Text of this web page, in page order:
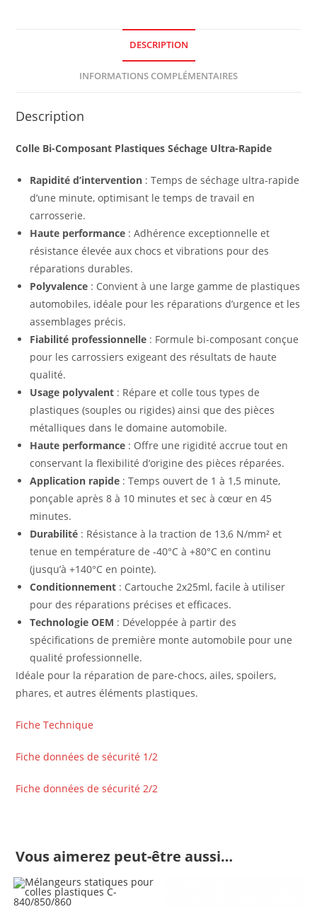
DESCRIPTION
INFORMATIONS COMPLÉMENTAIRES
Description
Colle Bi-Composant Plastiques Séchage Ultra-Rapide
Rapidité d’intervention : Temps de séchage ultra-rapide
d’une minute, optimisant le temps de travail en
carrosserie.
Haute performance : Adhérence exceptionnelle et
résistance élevée aux chocs et vibrations pour des
réparations durables.
Polyvalence : Convient à une large gamme de plastiques
automobiles, idéale pour les réparations d’urgence et les
assemblages précis.
Fiabilité professionnelle : Formule bi-composant conçue
pour les carrossiers exigeant des résultats de haute
qualité.
Usage polyvalent : Répare et colle tous types de
plastiques (souples ou rigides) ainsi que des pièces
métalliques dans le domaine automobile.
Haute performance : Offre une rigidité accrue tout en
conservant la flexibilité d’origine des pièces réparées.
Application rapide : Temps ouvert de 1 à 1,5 minute,
ponçable après 8 à 10 minutes et sec à cœur en 45
minutes.
Durabilité : Résistance à la traction de 13,6 N/mm² et
tenue en température de -40°C à +80°C en continu
(jusqu’à +140°C en pointe).
Conditionnement : Cartouche 2x25ml, facile à utiliser
pour des réparations précises et efficaces.
Technologie OEM : Développée à partir des
spécifications de première monte automobile pour une
qualité professionnelle.
Idéale pour la réparation de pare-chocs, ailes, spoilers,
phares, et autres éléments plastiques.
Fiche Technique
Fiche données de sécurité 1/2
Fiche données de sécurité 2/2
Vous aimerez peut-être aussi…